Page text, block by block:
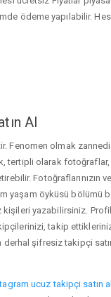
ödeme yapılabilir.
Al
Fenomen olmak
tertipli olarak fotoğraflar,
Fotoğraflarınızın ve
yaşam öyküsü bölümü
kişileri yazabilirsiniz.
takip
şifresiz takipçi
ucuz takipçi satın al